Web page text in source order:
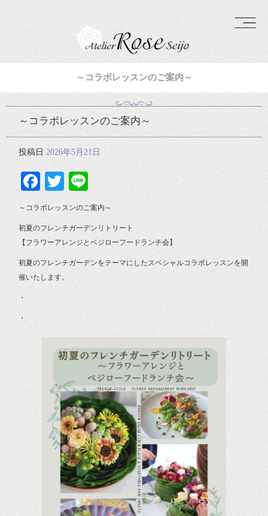
～コラボレッスンのご案内～
～コラボレッスンのご案内～
投稿日 2026年5月21日
Facebook
Twitter
～コラボレッスンのご案内～
初夏のフレンチガーデンリトリート
【フラワーアレンジとベジローフードランチ会】
⁡初夏のフレンチガーデンをテーマにしたスペシャルコラボレッスンを開
催いたします。
・
・